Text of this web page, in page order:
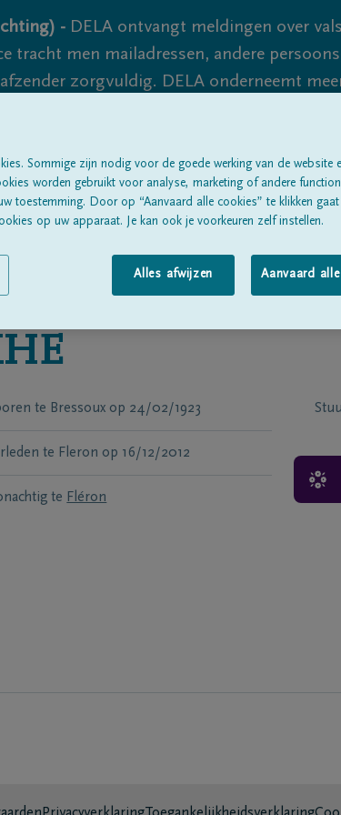
- DELA ontvangt meldingen over
tracht men mailadressen, andere
zorgvuldig. DELA onderneemt
uit te sluiten, dus blijf waakzaam.
Alle rouwberichten Over ons
te Bressoux op 24/02/1923
te Fleron op 16/12/2012
te Fléron
Sommige zijn nodig voor de goede werking van de website
worden gebruikt voor analyse, marketing of andere
toestemming. Door op “Aanvaard alle cookies” te klikken
op uw apparaat. Je kan ook je voorkeuren zelf instellen.
Alles afwijzen Aanvaard